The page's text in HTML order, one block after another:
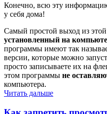
Конечно, всю эту
у себя дома!
Самый простой выход из
установленный на
программы имеют так
версии, которые можно
просто записываете их на
этом программы не
компьютера.
Читать дальше